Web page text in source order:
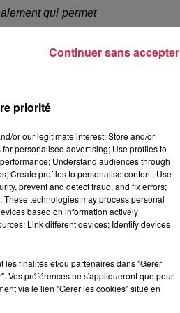
qui permet
organiser du
est découpée en
de nos maisons,
un objectif fort. Il
soutenues, ce
priorité
or our legitimate interest: Store and/or
personalised advertising; Use profiles to
Understand audiences through
Create profiles to personalise content; Use
prevent and detect fraud, and fix errors;
technologies may process personal
based on information actively
Link different devices; Identify devices
les finalités et/ou partenaires dans "Gérer
Vos préférences ne s'appliqueront que pour
via le lien "Gérer les cookies" situé en
Continuer sans accepter